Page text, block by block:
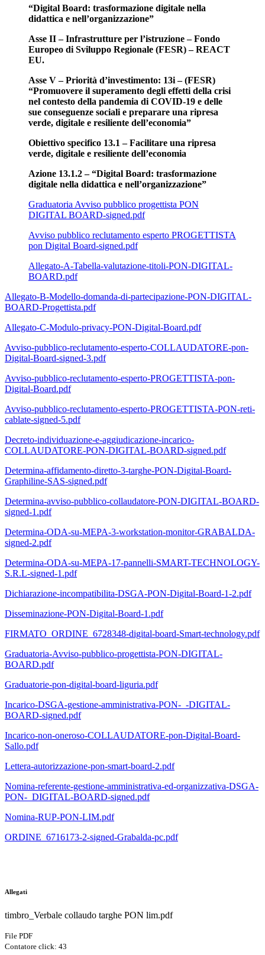
“Digital Board: trasformazione digitale nella
didattica e nell’organizzazione”
Asse II – Infrastrutture per l’istruzione – Fondo
Europeo di Sviluppo Regionale (FESR) – REACT
EU.
Asse V – Priorità d’investimento: 13i – (FESR)
“Promuovere il superamento degli effetti della crisi
nel contesto della pandemia di COVID-19 e delle
sue conseguenze sociali e preparare una ripresa
verde, digitale e resiliente dell’economia”
Obiettivo specifico 13.1 – Facilitare una ripresa
verde, digitale e resiliente dell’economia
Azione 13.1.2 – “Digital Board: trasformazione
digitale nella didattica e nell’organizzazione”
Graduatoria Avviso pubblico progettista PON
DIGITAL BOARD-signed.pdf
Avviso pubblico reclutamento esperto PROGETTISTA
pon Digital Board-signed.pdf
Allegato-A-Tabella-valutazione-titoli-PON-DIGITAL-
BOARD.pdf
Allegato-B-Modello-domanda-di-partecipazione-PON-DIGITAL-
BOARD-Progettista.pdf
Allegato-C-Modulo-privacy-PON-Digital-Board.pdf
Avviso-pubblico-reclutamento-esperto-COLLAUDATORE-pon-
Digital-Board-signed-3.pdf
Avviso-pubblico-reclutamento-esperto-PROGETTISTA-pon-
Digital-Board.pdf
Avviso-pubblico-reclutamento-esperto-PROGETTISTA-PON-reti-
cablate-signed-5.pdf
Decreto-individuazione-e-aggiudicazione-incarico-
COLLAUDATORE-PON-DIGITAL-BOARD-signed.pdf
Determina-affidamento-diretto-3-targhe-PON-Digital-Board-
Graphiline-SAS-signed.pdf
Determina-avviso-pubblico-collaudatore-PON-DIGITAL-BOARD-
signed-1.pdf
Determina-ODA-su-MEPA-3-workstation-monitor-GRABALDA-
signed-2.pdf
Determina-ODA-su-MEPA-17-pannelli-SMART-TECHNOLOGY-
S.R.L-signed-1.pdf
Dichiarazione-incompatibilita-DSGA-PON-Digital-Board-1-2.pdf
Disseminazione-PON-Digital-Board-1.pdf
FIRMATO_ORDINE_6728348-digital-board-Smart-technology.pdf
Graduatoria-Avviso-pubblico-progettista-PON-DIGITAL-
BOARD.pdf
Graduatorie-pon-digital-board-liguria.pdf
Incarico-DSGA-gestione-amministrativa-PON-_-DIGITAL-
BOARD-signed.pdf
Incarico-non-oneroso-COLLAUDATORE-pon-Digital-Board-
Sallo.pdf
Lettera-autorizzazione-pon-smart-board-2.pdf
Nomina-referente-gestione-amministrativa-ed-organizzativa-DSGA-
PON-_DIGITAL-BOARD-signed.pdf
Nomina-RUP-PON-LIM.pdf
ORDINE_6716173-2-signed-Grabalda-pc.pdf
Allegati
timbro_Verbale collaudo targhe PON lim.pdf
File PDF
Contatore click: 43